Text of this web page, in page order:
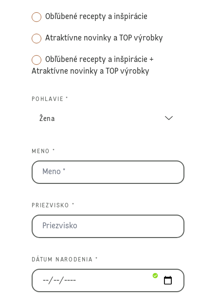
Obľúbené recepty a inšpirácie
Atraktívne novinky a TOP výrobky
Obľúbené recepty a inšpirácie +
Atraktívne novinky a TOP výrobky
POHLAVIE *
MENO *
PRIEZVISKO *
DÁTUM NARODENIA *